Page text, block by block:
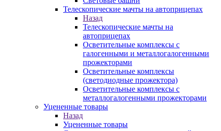
Телескопические мачты на автоприцепах
Назад
Телескопические мачты на
автоприцепах
Осветительные комплексы с
галогенными и металлогалогенными
прожекторами
Осветительные комплексы
(светодиодные прожектора)
Осветительные комплексы с
металлогалогенными прожекторами
Уцененные товары
Назад
Уцененные товары